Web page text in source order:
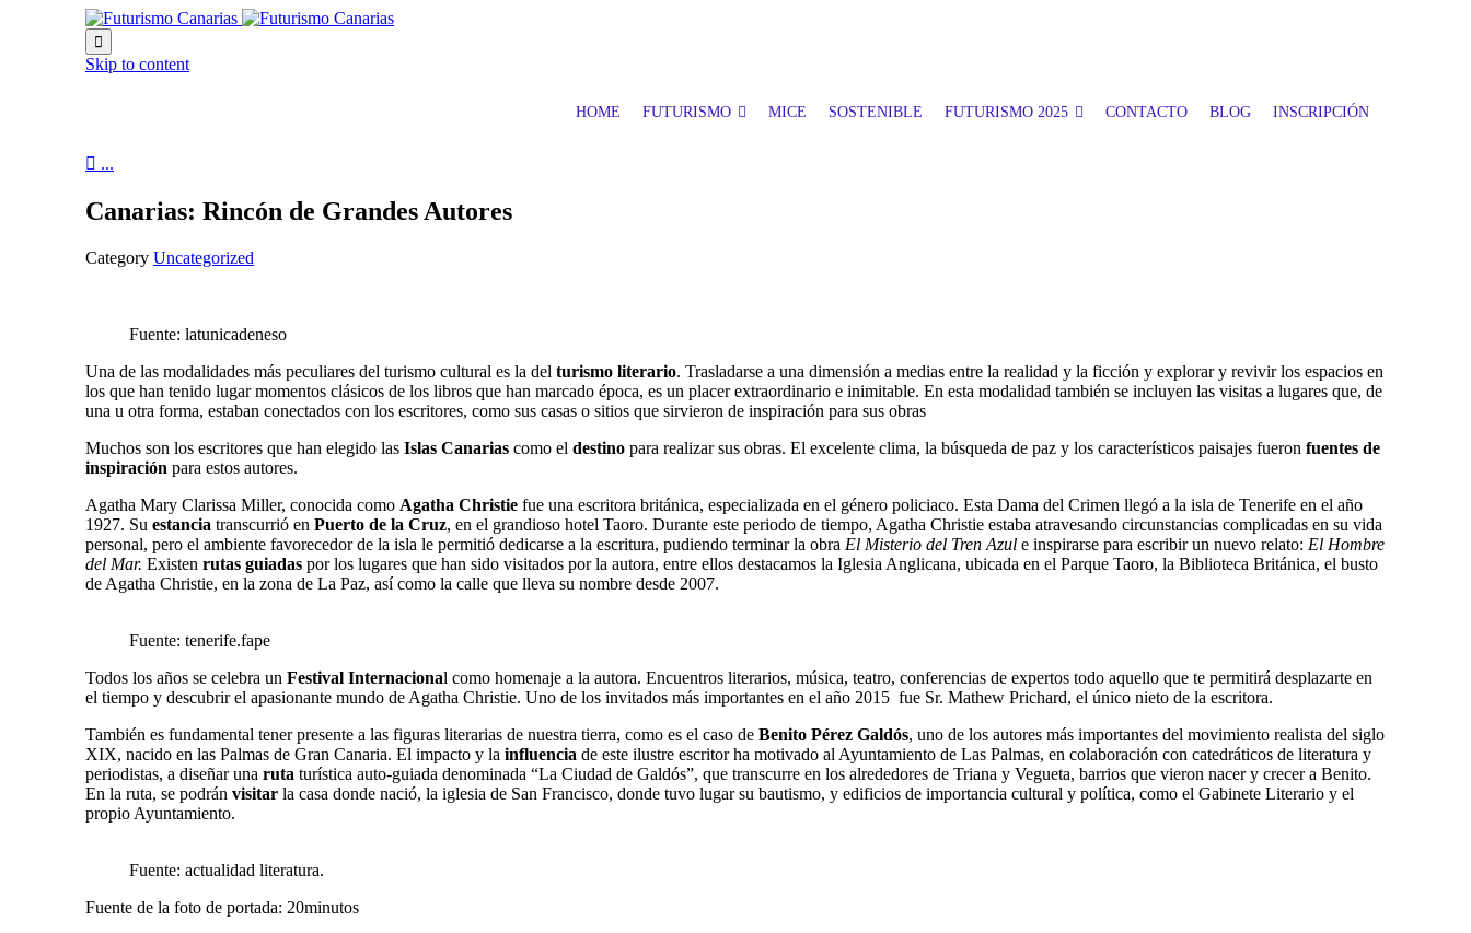

Skip to content
HOME FUTURISMO MICE SOSTENIBLE FUTURISMO 2025 CONTACTO BLOG INSCRIPCIÓN
 ...
Canarias: Rincón de Grandes Autores
Category Uncategorized
Fuente: latunicadeneso
Una de las modalidades más peculiares del turismo cultural es la del turismo literario. Trasladarse a una dimensión a medias entre la realidad y la ficción y explorar y revivir los espacios en
los que han tenido lugar momentos clásicos de los libros que han marcado época, es un placer extraordinario e inimitable. En esta modalidad también se incluyen las visitas a lugares que, de
una u otra forma, estaban conectados con los escritores, como sus casas o sitios que sirvieron de inspiración para sus obras
Muchos son los escritores que han elegido las Islas Canarias como el destino para realizar sus obras. El excelente clima, la búsqueda de paz y los característicos paisajes fueron fuentes de
inspiración para estos autores.
Agatha Mary Clarissa Miller, conocida como Agatha Christie fue una escritora británica, especializada en el género policiaco. Esta Dama del Crimen llegó a la isla de Tenerife en el año
1927. Su estancia transcurrió en Puerto de la Cruz, en el grandioso hotel Taoro. Durante este periodo de tiempo, Agatha Christie estaba atravesando circunstancias complicadas en su vida
personal, pero el ambiente favorecedor de la isla le permitió dedicarse a la escritura, pudiendo terminar la obra El Misterio del Tren Azul e inspirarse para escribir un nuevo relato: El Hombre
del Mar. Existen rutas guiadas por los lugares que han sido visitados por la autora, entre ellos destacamos la Iglesia Anglicana, ubicada en el Parque Taoro, la Biblioteca Británica, el busto
de Agatha Christie, en la zona de La Paz, así como la calle que lleva su nombre desde 2007.
Fuente: tenerife.fape
Todos los años se celebra un Festival Internacional como homenaje a la autora. Encuentros literarios, música, teatro, conferencias de expertos todo aquello que te permitirá desplazarte en
el tiempo y descubrir el apasionante mundo de Agatha Christie. Uno de los invitados más importantes en el año 2015 fue Sr. Mathew Prichard, el único nieto de la escritora.
También es fundamental tener presente a las figuras literarias de nuestra tierra, como es el caso de Benito Pérez Galdós, uno de los autores más importantes del movimiento realista del siglo
XIX, nacido en las Palmas de Gran Canaria. El impacto y la influencia de este ilustre escritor ha motivado al Ayuntamiento de Las Palmas, en colaboración con catedráticos de literatura y
periodistas, a diseñar una ruta turística auto-guiada denominada “La Ciudad de Galdós”, que transcurre en los alrededores de Triana y Vegueta, barrios que vieron nacer y crecer a Benito.
En la ruta, se podrán visitar la casa donde nació, la iglesia de San Francisco, donde tuvo lugar su bautismo, y edificios de importancia cultural y política, como el Gabinete Literario y el
propio Ayuntamiento.
Fuente: actualidad literatura.
Fuente de la foto de portada: 20minutos